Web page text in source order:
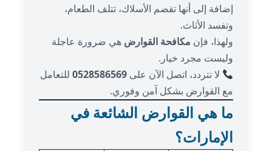
إضافة إلى أنها تقضم الأسلاك، تتلف الطعام،
وتفسد الأثاث.
ولهذا، فإن مكافحة القوارض هي ضرورة عاجلة
وليست مجرد خيار.
لا تتردد، اتصل الآن على0528586569 للتعامل
مع القوارض بشكل آمن وفوري.
ما هي القوارض الشائعة في
الإمارات؟